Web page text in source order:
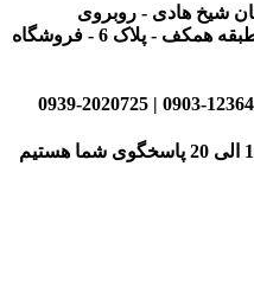
شیخ هادی - روبروی
ساختمان آلومینیوم - پاساژ شرکا - طبقه همکف - پلاک 6 - فروشگاه